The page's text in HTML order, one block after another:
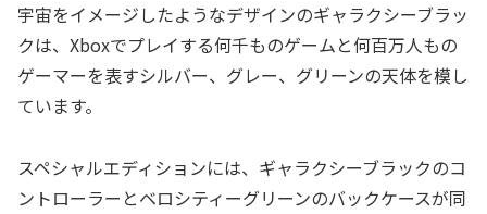
宇宙をイメージしたようなデザインのギャラクシーブラッ
クは、Xboxでプレイする何千ものゲームと何百万人もの
ゲーマーを表すシルバー、グレー、グリーンの天体を模し
ています。
スペシャルエディションには、ギャラクシーブラックのコ
ントローラーとベロシティーグリーンのバックケースが同